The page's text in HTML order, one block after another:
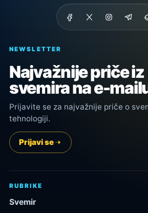
NEWSLETTER
Najvažnije priče iz
svemira na e-
Prijavite se za najvažnije priče o
tehnologiji.
Prijavi se
RUBRIKE
Svemir